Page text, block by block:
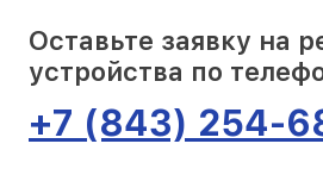
Оставьте заявку на
устройства по
+7 (843) 254-